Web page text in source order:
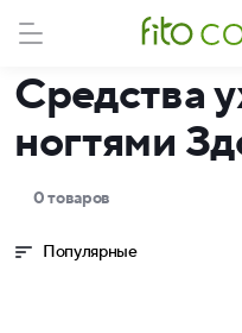
Средства
ногтями
0 товаров
Популярные